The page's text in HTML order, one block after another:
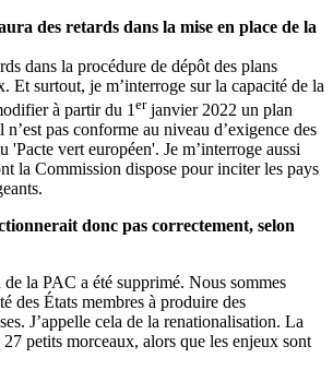
des retards dans la mise en place de la
dans la procédure de dépôt des plans
Et surtout, je m’interroge sur la capacité de la
à partir du 1 erjanvier 2022 un plan
pas conforme au niveau d’exigence des
'Pacte vert européen'. Je m’interroge aussi
la Commission dispose pour inciter les pays
donc pas correctement, selon
la PAC a été supprimé. Nous sommes
des États membres à produire des
J’appelle cela de la renationalisation. La
petits morceaux, alors que les enjeux sont